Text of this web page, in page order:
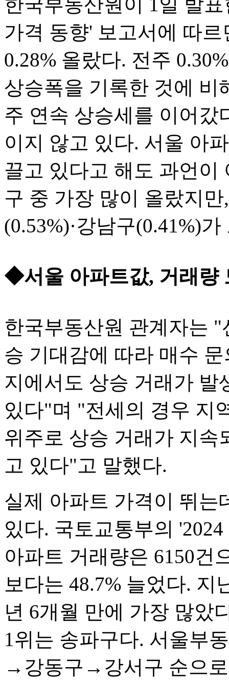
가격 동향' 보고서에 따
0.28% 올랐다. 전주
상승폭을 기록한 것에 비
주 연속 상승세를 이어갔
이지 않고 있다. 서울 아
끌고 있다고 해도 과언이
구 중 가장 많이 올랐지
(0.53%)·강남구(0.41%)
◆서울 아파트값, 거래량
한국부동산원 관계자는
승 기대감에 따라 매수
지에서도 상승 거래가 발
있다"며 "전세의 경우 지
위주로 상승 거래가 지속
고 있다"고 말했다.
실제 아파트 가격이 뛰는
있다. 국토교통부의
아파트 거래량은 6150건
보다는 48.7% 늘었다. 지
년 6개월 만에 가장 많았
1위는 송파구다. 서울부
→강동구→강서구 순으로